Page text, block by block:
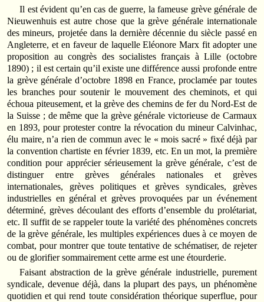
Il est évident qu’en cas de guerre, la fameuse grève générale de
Nieuwenhuis est autre chose que la grève générale internationale
des mineurs, projetée dans la dernière décennie du siècle passé en
Angleterre, et en faveur de laquelle Eléonore Marx fit adopter une
proposition au congrès des socialistes français à Lille (octobre
1890) ; il est certain qu’il existe une différence aussi profonde entre
la grève générale d’octobre 1898 en France, proclamée par toutes
les branches pour soutenir le mouvement des cheminots, et qui
échoua piteusement, et la grève des chemins de fer du Nord-Est de
la Suisse ; de même que la grève générale victorieuse de Carmaux
en 1893, pour protester contre la révocation du mineur Calvinhac,
élu maire, n’a rien de commun avec le « mois sacré » fixé déjà par
la convention chartiste en février 1839, etc. En un mot, la première
condition pour apprécier sérieusement la grève générale, c’est de
distinguer entre grèves générales nationales et grèves
internationales, grèves politiques et grèves syndicales, grèves
industrielles en général et grèves provoquées par un événement
déterminé, grèves découlant des efforts d’ensemble du prolétariat,
etc. Il suffit de se rappeler toute la variété des phénomènes concrets
de la grève générale, les multiples expériences dues à ce moyen de
combat, pour montrer que toute tentative de schématiser, de rejeter
ou de glorifier sommairement cette arme est une étourderie.
Faisant abstraction de la grève générale industrielle, purement
syndicale, devenue déjà, dans la plupart des pays, un phénomène
quotidien et qui rend toute considération théorique superflue, pour